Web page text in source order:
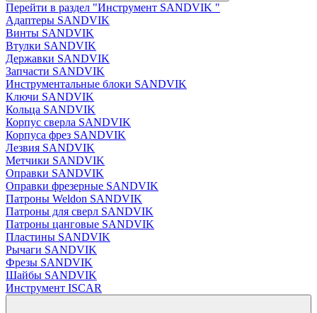
Перейти в раздел "Инструмент SANDVIK "
Адаптеры SANDVIK
Винты SANDVIK
Втулки SANDVIK
Державки SANDVIK
Запчасти SANDVIK
Инструментальные блоки SANDVIK
Ключи SANDVIK
Кольца SANDVIK
Корпус сверла SANDVIK
Корпуса фрез SANDVIK
Лезвия SANDVIK
Метчики SANDVIK
Оправки SANDVIK
Оправки фрезерные SANDVIK
Патроны Weldon SANDVIK
Патроны для сверл SANDVIK
Патроны цанговые SANDVIK
Пластины SANDVIK
Рычаги SANDVIK
Фрезы SANDVIK
Шайбы SANDVIK
Инструмент ISCAR